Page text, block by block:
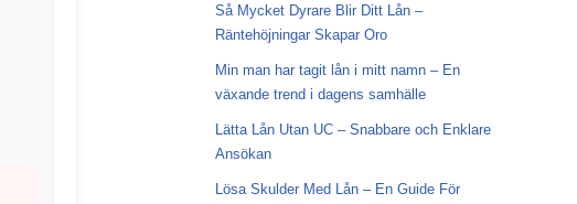
Så Mycket Dyrare Blir Ditt Lån –
Räntehöjningar Skapar Oro
Min man har tagit lån i mitt namn – En
växande trend i dagens samhälle
Lätta Lån Utan UC – Snabbare och Enklare
Ansökan
Lösa Skulder Med Lån – En Guide För